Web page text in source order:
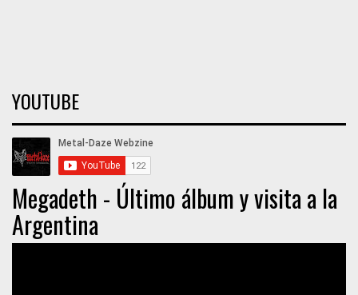
YOUTUBE
Megadeth - Último álbum y visita a la
Argentina